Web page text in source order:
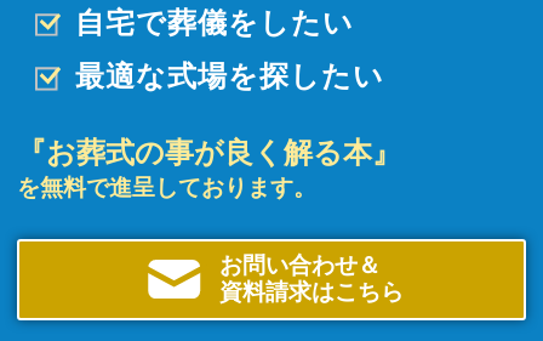
自宅で葬儀をしたい
最適な式場を探したい
『お葬式の事が良く解る本』
を無料で進呈しております。
お問い合わせ＆
資料請求はこちら